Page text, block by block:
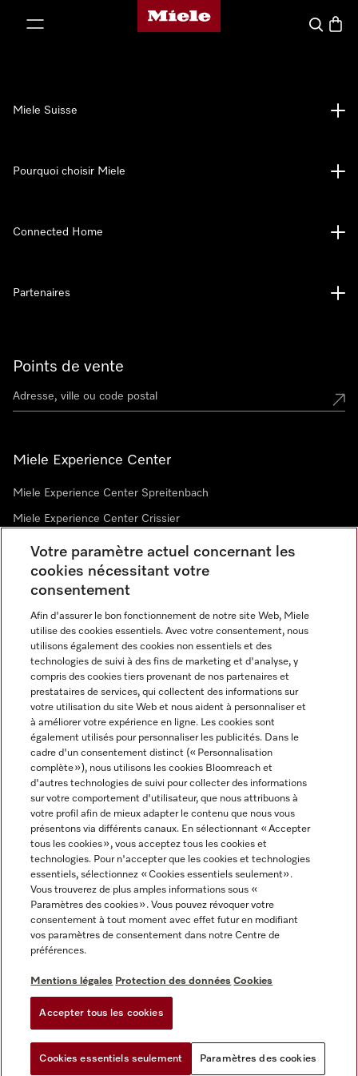
Page d'accueil de Miele
Search
Points de vente
Miele Experience Center
Miele Experience Center Spreitenbach
Miele Experience Center Crissier
Newsletter
Langue
FRANÇAIS
Miele Suisse
Pourquoi choisir Miele
Connected Home
Partenaires
Mentions légales
CGV
Protection des données
Paramètres des cookies
Miele sur Youtube
Votre paramètre actuel concernant les
cookies nécessitant votre
consentement
Afin d'assurer le bon fonctionnement de notre site Web, Miele
utilise des cookies essentiels. Avec votre consentement, nous
utilisons également des cookies non essentiels et des
technologies de suivi à des fins de marketing et d'analyse, y
compris des cookies tiers provenant de nos partenaires et
prestataires de services, qui collectent des informations sur
votre utilisation du site Web et nous aident à personnaliser et
à améliorer votre expérience en ligne. Les cookies sont
également utilisés pour personnaliser les publicités. Dans le
cadre d'un consentement distinct (« Personnalisation
complète »), nous utilisons les cookies Bloomreach et
d'autres technologies de suivi pour collecter des informations
sur votre comportement d'utilisateur, que nous attribuons à
votre profil afin de mieux adapter le contenu que nous vous
présentons via différents canaux. En sélectionnant « Accepter
tous les cookies », vous acceptez tous les cookies et
technologies. Pour n'accepter que les cookies et technologies
essentiels, sélectionnez « Cookies essentiels seulement».
Vous trouverez de plus amples informations sous «
Paramètres des cookies ». Vous pouvez révoquer votre
consentement à tout moment avec effet futur en modifiant
vos paramètres de consentement dans notre Centre de
préférences.
Mentions légales Protection des données Cookies
Accepter tous les cookies
Cookies essentiels seulement Paramètres des cookies